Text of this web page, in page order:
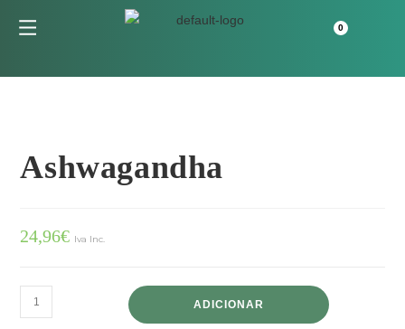
Ashwagandha
24,96€ Iva Inc.
ADICIONAR